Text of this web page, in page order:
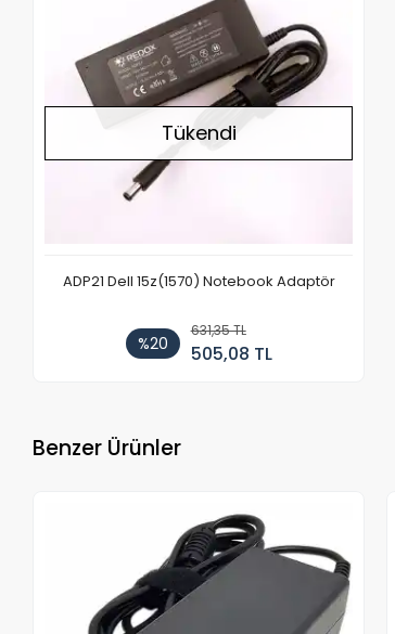
Tükendi
ADP21 Dell 15z(1570) Notebook Adaptör
%20
631,35 TL
505,08 TL
Benzer Ürünler